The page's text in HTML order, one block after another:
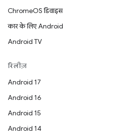
ChromeOS डिवाइस
कार के लिए Android
Android TV
रिलीज़
Android 17
Android 16
Android 15
Android 14